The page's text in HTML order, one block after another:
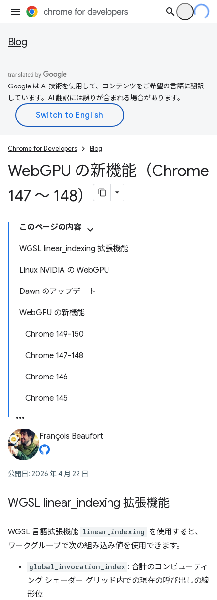
Blog
Google は AI 技術を使用して、コンテンツをご希望の言語に翻訳
しています。AI 翻訳には誤りが含まれる場合があります。
Chrome for Developers Blog
WebGPU の新機能（Chrome
147 ～ 148）
このページの内容
WGSL linear_indexing 拡張機能
Linux NVIDIA の WebGPU
Dawn のアップデート
WebGPU の新機能
Chrome 149-150
Chrome 147-148
Chrome 146
Chrome 145
François Beaufort
公開日: 2026 年 4 月 22 日
WGSL linear indexing 拡張機能
WGSL 言語拡張機能 linear_indexing を使用すると、
ワークグループで次の組み込み値を使用できます。
global_invocation_index : 合計のコンピューティ
ング シェーダー グリッド内での現在の呼び出しの線
形位